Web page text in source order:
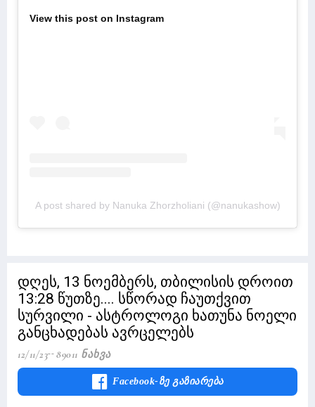
View this post on Instagram
A post shared by Nanuka Zhorzholiani (@nanukashow)
დღეს, 13 ნოემბერს, თბილისის დროით
13:28 წუთზე.... სწორად ჩაუთქვით
სურვილი - ასტროლოგი ხათუნა ნოელი
განცხადებას ავრცელებს
12/11/23 89011 Ნახვა
Facebook-Ზე Გაზიარება